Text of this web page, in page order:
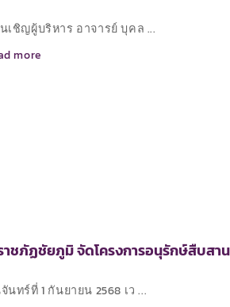
เชิญผู้บริหาร อาจารย์ บุคล ...
more
าชภัฏชัยภูมิ จัดโครงการอนุรักษ์สืบ
นทร์ที่ 1 กันยายน 2568 เว ...